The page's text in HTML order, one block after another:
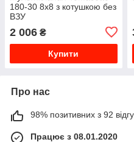
180-30 8х8 з котушкою без
ВЗУ
2 006 ₴
Купити
Про нас
98% позитивних з 92
Працює з 08.01.2020